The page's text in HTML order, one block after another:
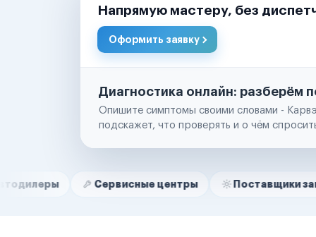
Напрямую мастеру, без
Оформить заявку
Диагностика онлайн: разберём
Опишите симптомы своими словами -
подскажет, что проверять и о чём
Нам доверяют
Сервисные центры Поставщики запчастей
Маркетплейсы